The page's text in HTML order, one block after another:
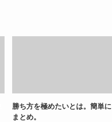
勝ち方を極めたいとは。簡単に
まとめ。